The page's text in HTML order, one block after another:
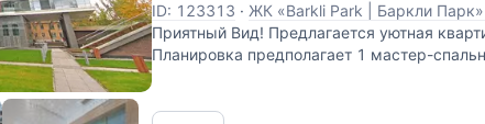
ID: 123313 · ЖК «Barkli Park | Баркли Парк»
Приятный Вид! Предлагается уютная
Планировка предполагает 1 мастер-